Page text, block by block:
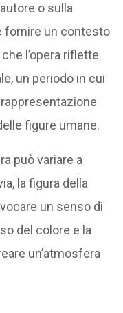
o sulla
fornire un contesto
l’opera riflette
un periodo in cui
figure umane.
può variare a
la figura della
un senso di
del colore e la
un’atmosfera